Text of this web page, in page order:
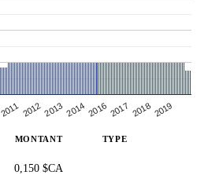
2011 201220132014 2016 2017 20182019
MONTANT TYPE
0,150 $CA